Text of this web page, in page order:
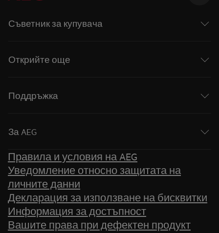
Съветник за купувача
Открийте още
Поддръжка
За AEG
Правила и условия на AEG
Уведомление относно защитата на
личните данни
Декларация за използване на бисквитки
Информация за достъпност
Вашите права при дефектен продукт